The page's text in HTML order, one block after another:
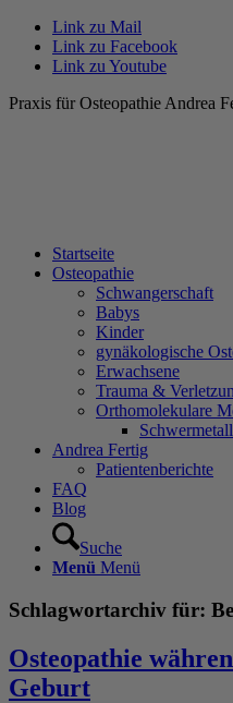
Link zu Mail
Link zu Facebook
Link zu Youtube
Praxis für Osteopathie Andrea
Startseite
Osteopathie
Schwangerschaft
Babys
Kinder
gynäkologische
Erwachsene
Trauma &
Orthomolekulare
Andrea Fertig
Patientenberichte
FAQ
Blog
Suche
Menü Menü
Schlagwortarchiv für:
Osteopathie
Geburt